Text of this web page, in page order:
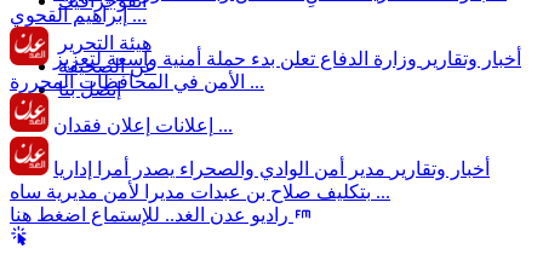
هيئة التحرير
عن الصحيفة
إتصل بنا
إبراهيم القحوي ...
أخبار وتقارير وزارة الدفاع تعلن بدء حملة أمنية واسعة لتعزيز
الأمن في المحافظات المحررة ...
إعلانات إعلان فقدان ...
أخبار وتقارير مدير أمن الوادي والصحراء يصدر أمرا إداريا
بتكليف صلاح بن عبدات مديرا لأمن مديرية ساه ...